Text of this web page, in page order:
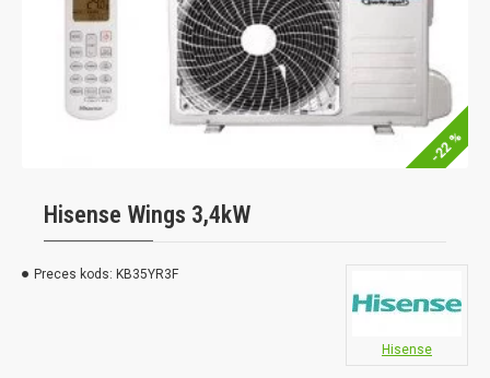
-22 %
Hisense Wings 3,4kW
Preces kods: KB35YR3F
Hisense